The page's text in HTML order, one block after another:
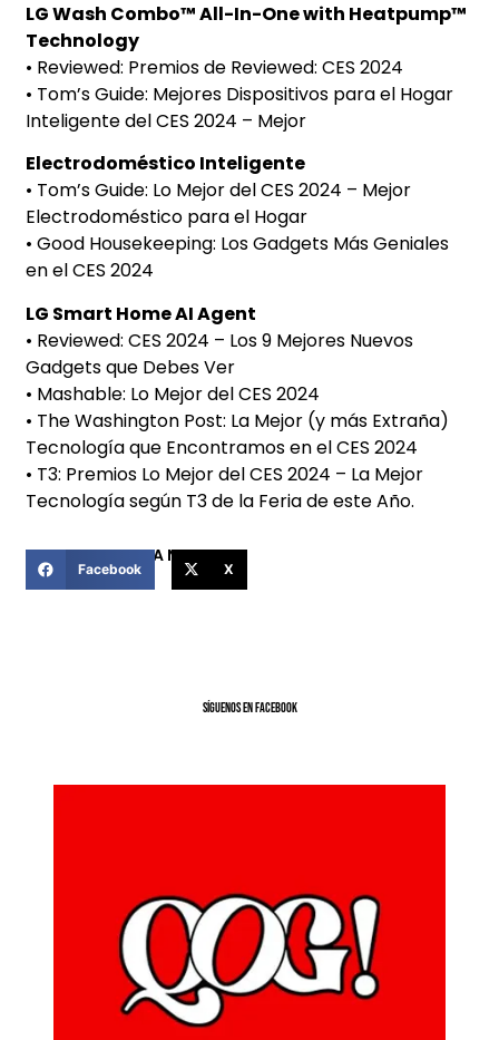
LG Wash Combo™ All-In-One with Heatpump™
Technology
• Reviewed: Premios de Reviewed: CES 2024
• Tom’s Guide: Mejores Dispositivos para el Hogar
Inteligente del CES 2024 – Mejor
Electrodoméstico Inteligente
• Tom’s Guide: Lo Mejor del CES 2024 – Mejor
Electrodoméstico para el Hogar
• Good Housekeeping: Los Gadgets Más Geniales
en el CES 2024
LG Smart Home AI Agent
• Reviewed: CES 2024 – Los 9 Mejores Nuevos
Gadgets que Debes Ver
• Mashable: Lo Mejor del CES 2024
• The Washington Post: La Mejor (y más Extraña)
Tecnología que Encontramos en el CES 2024
• T3: Premios Lo Mejor del CES 2024 – La Mejor
Tecnología según T3 de la Feria de este Año.
COMPARTIR ESTA NOTICIA
Facebook X
SíGUENOS EN FACEBOOK